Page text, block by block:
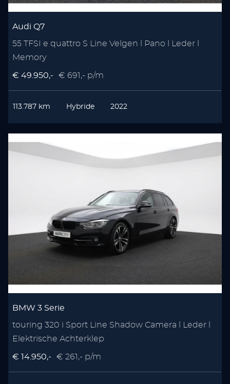
Audi Q7
55 TFSI e quattro S Line Velgen l Pano l Leder l
Memory
€ 49.950,- € 691,- p/m
113.787 km Hybride 2022
BMW 3 Serie
touring 320 i Sport Line Shadow Camera l Leder l
Elektrische Achterklep
€ 14.950,- € 261,- p/m